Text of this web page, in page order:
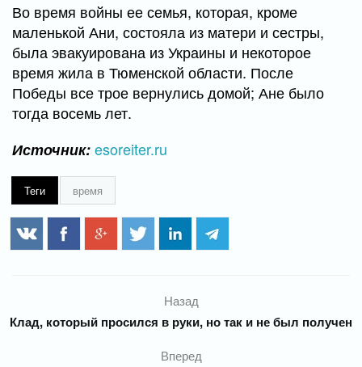
Во время войны ее семья, которая, кроме
маленькой Ани, состояла из матери и сестры,
была эвакуирована из Украины и некоторое
время жила в Тюменской области. После
Победы все трое вернулись домой; Ане было
тогда восемь лет.
Источник:esoreiter.ru
Теги время
Назад
Клад, который просился в руки, но так и не был получен
Вперед